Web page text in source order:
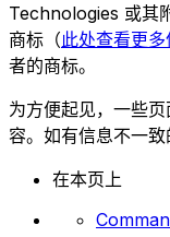
Technologies 或其
商标（此处查看更多
者的商标。
为方便起见，一些
容。如有信息不一致
在本页上